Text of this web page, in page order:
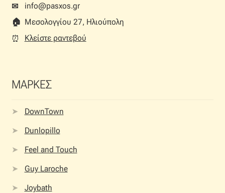
✉
info@pasxos.gr
🏠︎ Μεσολογγίου 27, Ηλιούπολη
⏰︎
Κλείστε ραντεβού
ΜΑΡΚΕΣ
DownTown
Dunlopillo
Feel and Touch
Guy Laroche
Joybath